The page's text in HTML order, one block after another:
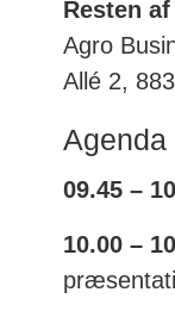
Resten
Agro
Allé 2,
Agenda
09.45 –
10.00 –